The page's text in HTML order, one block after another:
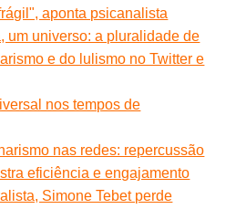
aponta psicanalista
um universo: a pluralidade de
e do lulismo no Twitter e
nos tempos de
nas redes: repercussão
eficiência e engajamento
Simone Tebet perde